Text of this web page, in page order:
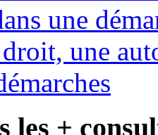
une
une
les +